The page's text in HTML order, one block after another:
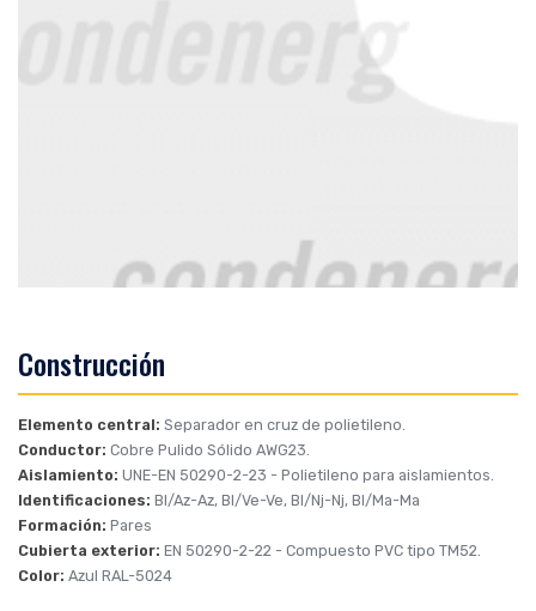
Construcción
Elemento central: Separador en cruz de polietileno.
Conductor: Cobre Pulido Sólido AWG23.
Aislamiento: UNE-EN 50290-2-23 - Polietileno para aislamientos.
Identificaciones: Bl/Az-Az, Bl/Ve-Ve, Bl/Nj-Nj, Bl/Ma-Ma
Formación: Pares
Cubierta exterior: EN 50290-2-22 - Compuesto PVC tipo TM52.
Color: Azul RAL-5024